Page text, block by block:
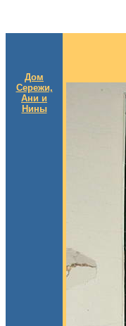
Дом
Сережи,
Ани и
Нины